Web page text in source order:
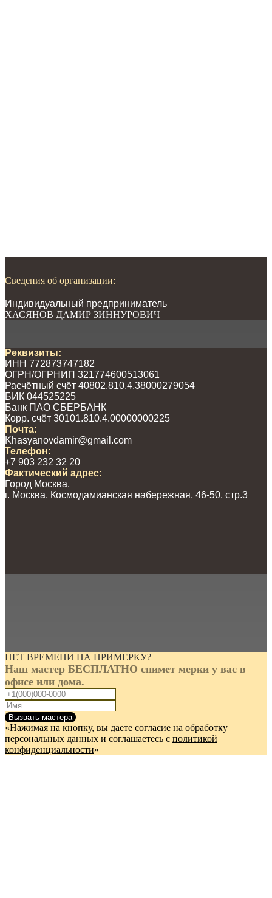
НЕТ ВРЕМЕНИ НА ПРИМЕРКУ?
Наш мастер БЕСПЛАТНО снимет мерки у вас в
офисе или дома.
Вызвать мастера
«Нажимая на кнопку, вы даете согласие на обработку
персональных данных и соглашаетесь c политикой
конфиденциальности»
Сведения об организации:
Индивидуальный предприниматель
ХАСЯНОВ ДАМИР ЗИННУРОВИЧ
Реквизиты:
ИНН 772873747182
ОГРН/ОГРНИП 321774600513061
Расчётный счёт 40802.810.4.38000279054
БИК 044525225
Банк ПАО СБЕРБАНК
Корр. счёт 30101.810.4.00000000225
Почта:
Khasyanovdamir@gmail.com
Телефон:
+7 903 232 32 20
Фактический адрес:
Город Москва,
г. Москва, Космодамианская набережная, 46-50, стр.3